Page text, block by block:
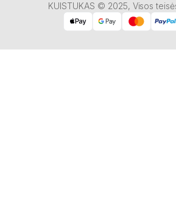
KUISTUKAS © 2025, Visos